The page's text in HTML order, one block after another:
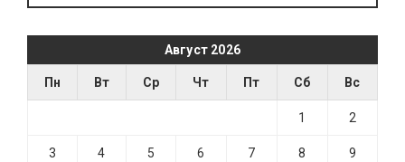
Август 2026
Пн Вт Ср Чт Пт Сб Вс
1 2
3 4 5 6 7 8 9